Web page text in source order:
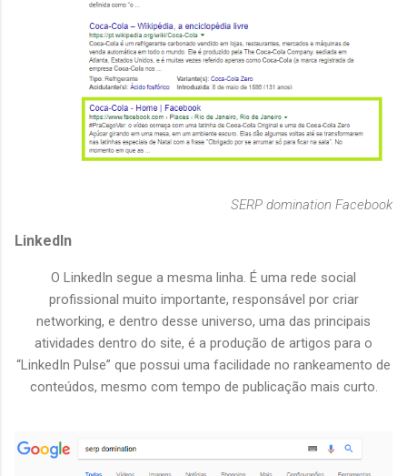
SERP domination Facebook
LinkedIn
O LinkedIn segue a mesma linha. É uma rede social
profissional muito importante, responsável por criar
networking, e dentro desse universo, uma das principais
atividades dentro do site, é a produção de artigos para o
“LinkedIn Pulse” que possui uma facilidade no rankeamento de
conteúdos, mesmo com tempo de publicação mais curto.